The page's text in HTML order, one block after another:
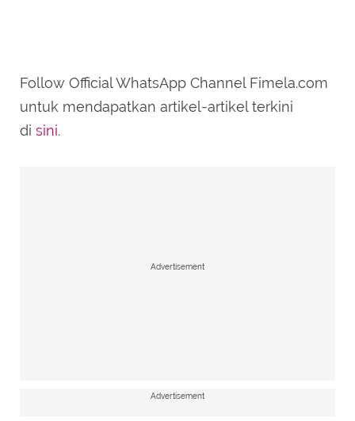
Follow Official WhatsApp Channel Fimela.com
untuk mendapatkan artikel-artikel terkini
di sini.
Advertisement
Advertisement